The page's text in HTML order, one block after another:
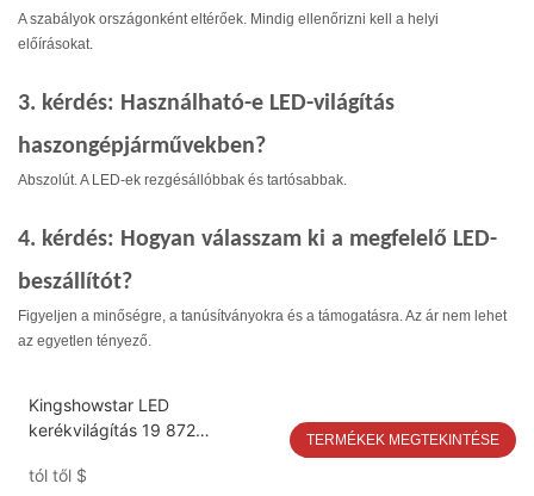
A szabályok országonként eltérőek. Mindig ellenőrizni kell a helyi
előírásokat.
3. kérdés: Használható-e LED-világítás
haszongépjárművekben?
Abszolút. A LED-ek rezgésállóbbak és tartósabbak.
4. kérdés: Hogyan válasszam ki a megfelelő LED-
beszállítót?
Figyeljen a minőségre, a tanúsítványokra és a támogatásra. Az ár nem lehet
az egyetlen tényező.
Kingshowstar LED
kerékvilágítás 19 872
chippel
tól től $
TERMÉKEK MEGTEKINTÉSE